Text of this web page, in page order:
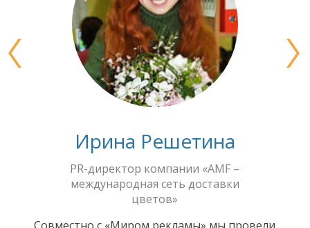
Ирина Решетина
PR-директор компании «AMF –
международная сеть доставки
цветов»